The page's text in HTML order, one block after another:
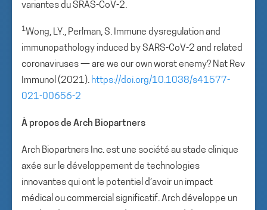
variantes du SRAS-CoV-2.
1Wong, LY., Perlman, S. Immune dysregulation and
immunopathology induced by SARS-CoV-2 and related
coronaviruses — are we our own worst enemy? Nat Rev
Immunol (2021). https://doi.org/10.1038/s41577-
021-00656-2
À propos de Arch Biopartners
Arch Biopartners Inc. est une société au stade clinique
axée sur le développement de technologies
innovantes qui ont le potentiel d’avoir un impact
médical ou commercial significatif. Arch développe un